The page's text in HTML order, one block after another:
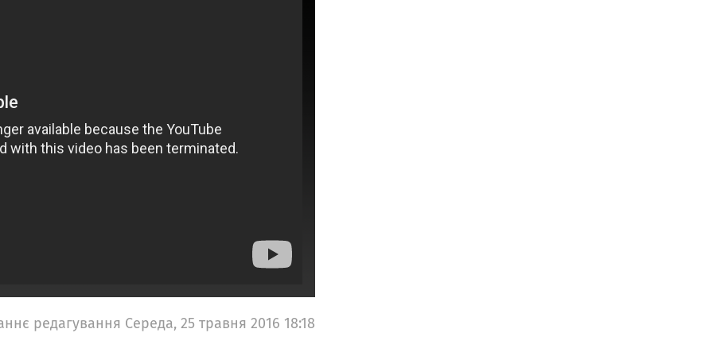
редагування Середа, 25 травня 2016 18:18